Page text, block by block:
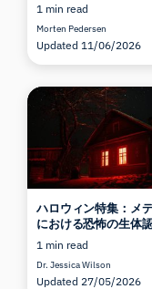
1 min read
Morten Pedersen
Updated 11/06/2026
ハロウィン特集：メ
における恐怖の生体
1 min read
Dr. Jessica Wilson
Updated 27/05/2026
研究方法、
ついて質問
質問内容に
この記事について質問
この記事を要約
これをどう応用できま